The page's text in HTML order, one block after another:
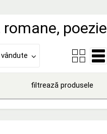
romane, poezie
filtrează produsele